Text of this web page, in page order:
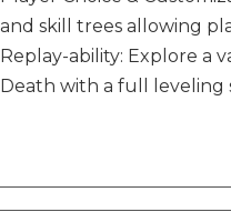
and skill trees allowing
Replay-ability: Explore a
Death with a full leveling